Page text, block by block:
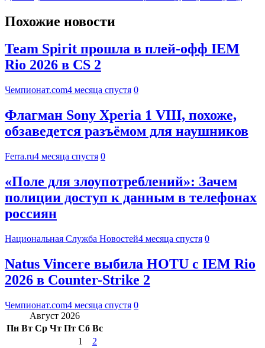
Похожие новости
Team Spirit прошла в плей-офф IEM
Rio 2026 в CS 2
Чемпионат.com4 месяца спустя 0
Флагман Sony Xperia 1 VIII, похоже,
обзаведется разъёмом для наушников
Ferra.ru4 месяца спустя 0
«Поле для злоупотреблений»: Зачем
полиции доступ к данным в телефонах
россиян
Национальная Служба Новостей4 месяца спустя 0
Natus Vincere выбила HOTU с IEM Rio
2026 в Counter-Strike 2
Чемпионат.com4 месяца спустя 0
Август 2026
Пн Вт Ср Чт Пт Сб Вс
1
2